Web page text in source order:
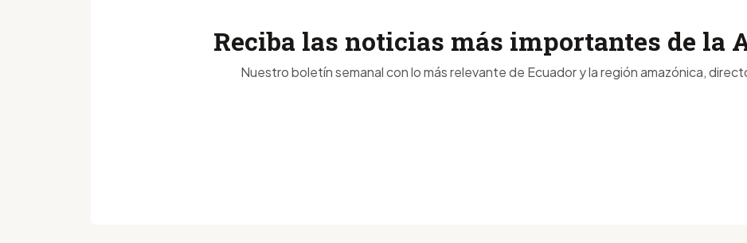
Reciba las noticias más importantes de la
Nuestro boletín semanal con lo más relevante de Ecuador y la región amazónica,